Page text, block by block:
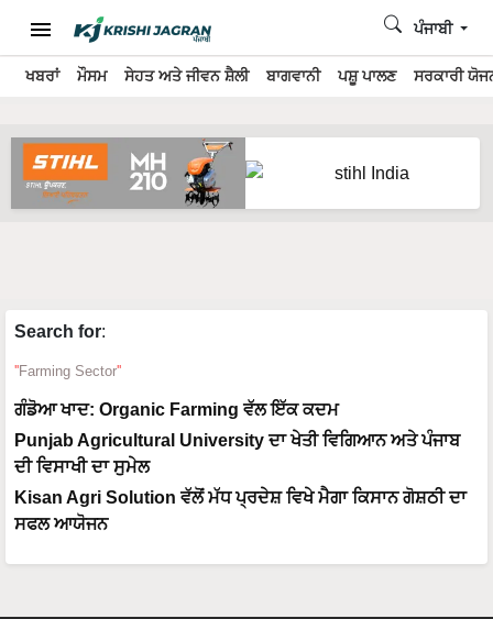
ਖਬਰਾਂ ਮੌਸਮ ਸੇਹਤ ਅਤੇ ਜੀਵਨ ਸ਼ੈਲੀ ਬਾਗਵਾਨੀ ਪਸ਼ੂ ਪਾਲਣ ਸਰਕਾਰੀ
ਪੰਜਾਬੀ
Search for:
Farming Sector
ਗੰਡੋਆ ਖਾਦ: Organic Farming ਵੱਲ ਇੱਕ ਕਦਮ
Punjab Agricultural University ਦਾ ਖੇਤੀ ਵਿਗਿਆਨ ਅਤੇ ਪੰਜਾਬ
ਦੀ ਵਿਸਾਖੀ ਦਾ ਸੁਮੇਲ
Kisan Agri Solution ਵੱਲੋਂ ਮੱਧ ਪ੍ਰਦੇਸ਼ ਵਿਖੇ ਮੈਗਾ ਕਿਸਾਨ ਗੋਸ਼ਠੀ ਦਾ
ਸਫਲ ਆਯੋਜਨ